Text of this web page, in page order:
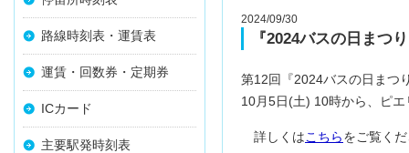
路線時刻表・運賃表
運賃・回数券・定期券
ICカード
主要駅発時刻表
2024/09/30
『2024バスの日まつ
第12回『2024バスの日まつ
10月5日(土) 10時から、ピ
詳しくはこちらをご覧く